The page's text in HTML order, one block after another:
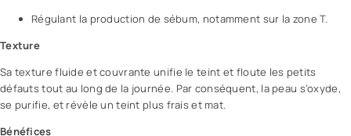
Régulant la production de sébum, notamment sur la zone T.
Texture
Sa texture fluide et couvrante unifie le teint et floute les petits
défauts tout au long de la journée. Par conséquent, la peau s’oxyde,
se purifie, et révèle un teint plus frais et mat.
Bénéfices